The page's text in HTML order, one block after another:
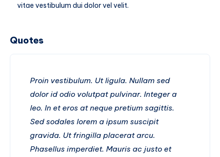
vitae vestibulum dui dolor vel velit.
Quotes
Proin vestibulum. Ut ligula. Nullam sed
dolor id odio volutpat pulvinar. Integer a
leo. In et eros at neque pretium sagittis.
Sed sodales lorem a ipsum suscipit
gravida. Ut fringilla placerat arcu.
Phasellus imperdiet. Mauris ac justo et